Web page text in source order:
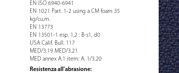
EN ISO 6940-6941
EN 1021 Part. 1-2 using a CM foam 35
kg/cu.m.
EN 13773
EN 13501-1 esp. 1,2 : B-s1, d0
USA Calif. Bull. 117
MED/3.19 MED/3.21
MED annex A.1 item: A. 1/3.20
Resistenza all’abrasione: